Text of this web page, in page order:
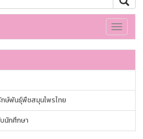
Toggle
ษ์พันธุ์พืชสมุนไพรไทย
นักศึกษา